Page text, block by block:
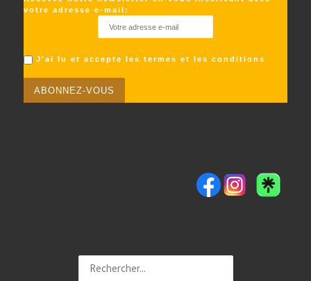
votre adresse e-mail:
J'ai lu et accepte les termes et les conditions